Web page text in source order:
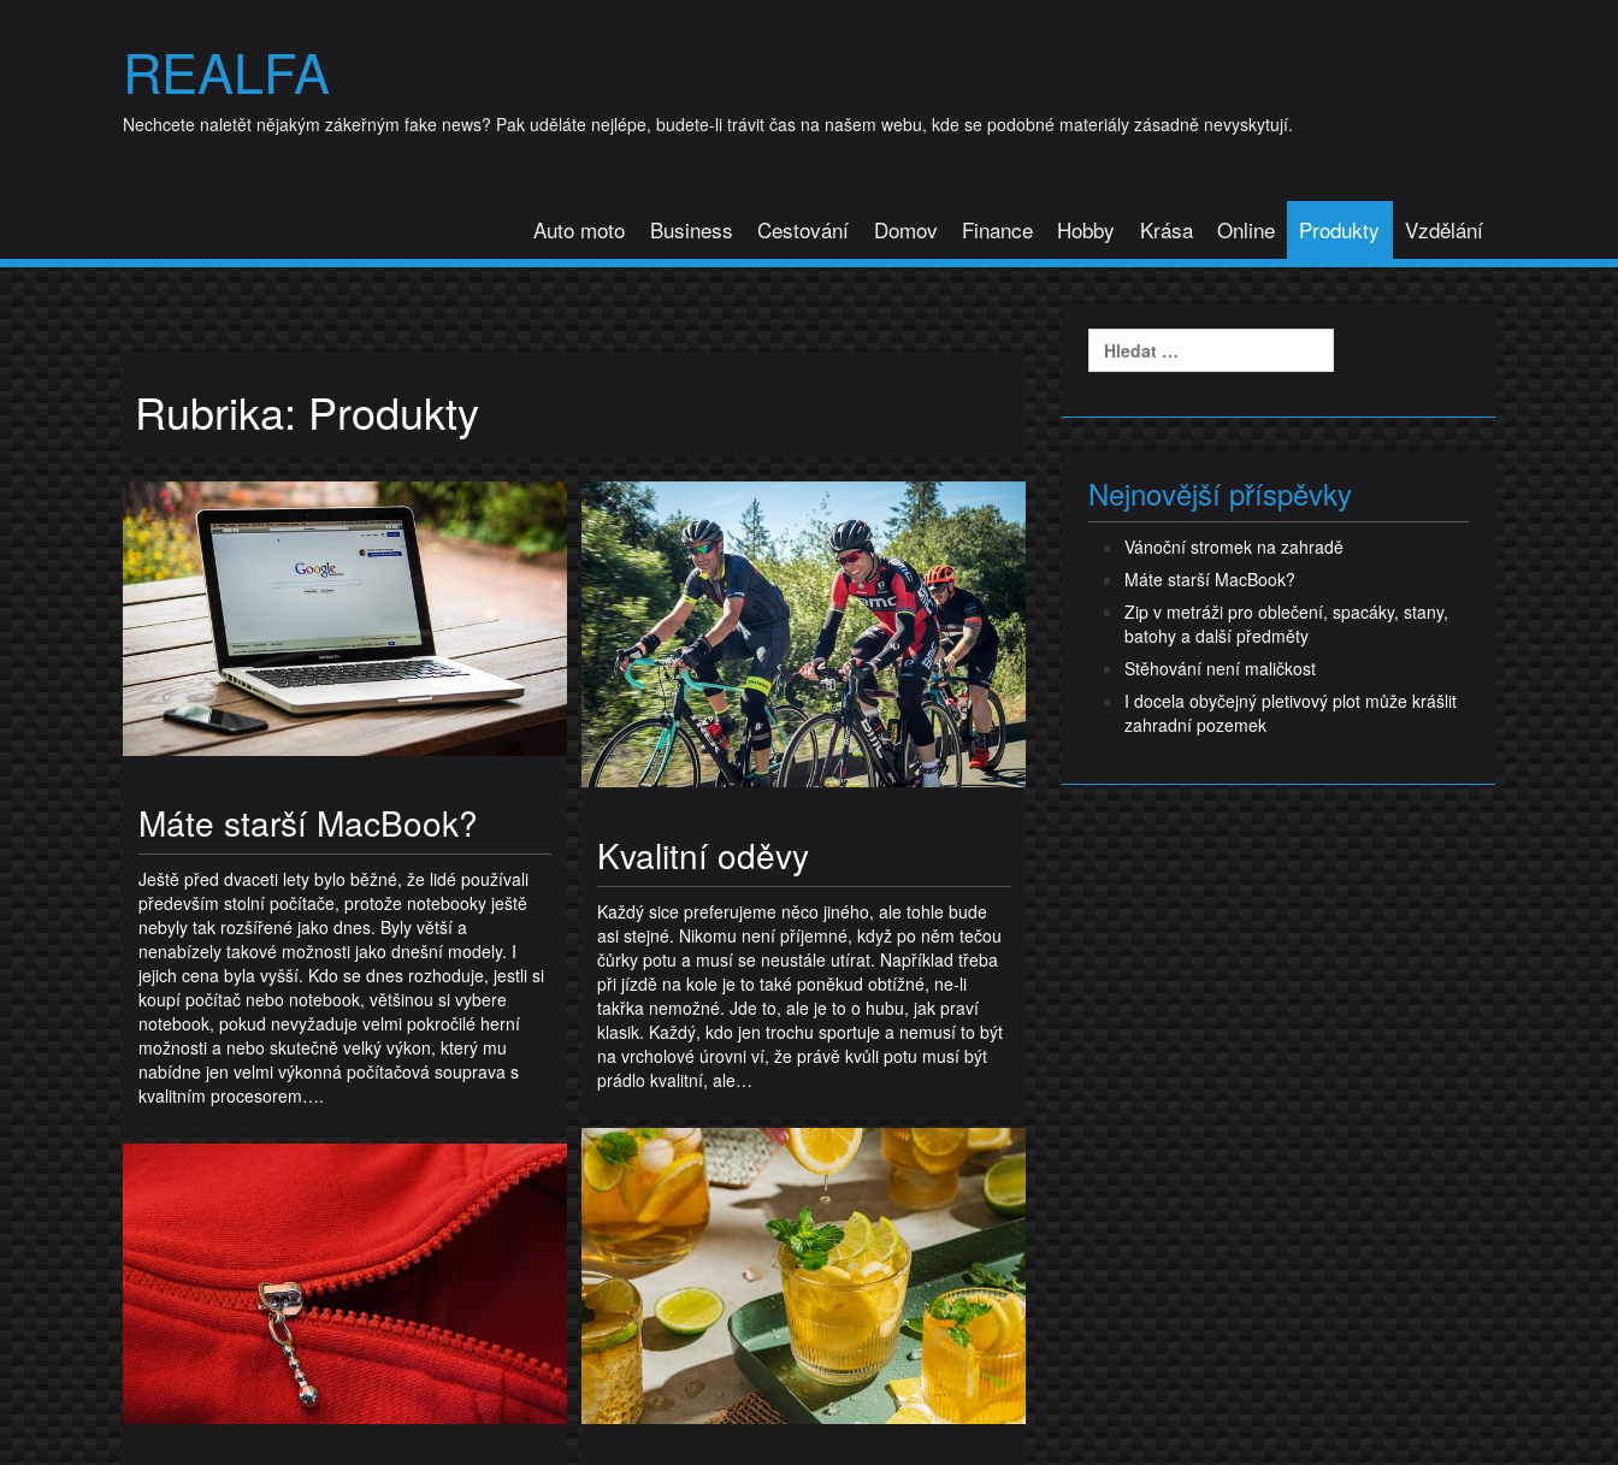
REALFA
Nechcete naletět nějakým zákeřným fake news? Pak uděláte nejlépe, budete-li trávit čas na našem webu, kde se podobné materiály zásadně nevyskytují.
Auto moto Business Cestování Domov Finance Hobby Krása Online Produkty Vzdělání
Rubrika: Produkty
Máte starší MacBook?
Ještě před dvaceti lety bylo běžné, že lidé používali
především stolní počítače, protože notebooky ještě
nebyly tak rozšířené jako dnes. Byly větší a
nenabízely takové možnosti jako dnešní modely. I
jejich cena byla vyšší. Kdo se dnes rozhoduje, jestli si
koupí počítač nebo notebook, většinou si vybere
notebook, pokud nevyžaduje velmi pokročilé herní
možnosti a nebo skutečně velký výkon, který mu
nabídne jen velmi výkonná počítačová souprava s
kvalitním procesorem….
Kvalitní oděvy
Každý sice preferujeme něco jiného, ale tohle bude
asi stejné. Nikomu není příjemné, když po něm tečou
čůrky potu a musí se neustále utírat. Například třeba
při jízdě na kole je to také poněkud obtížné, ne-li
takřka nemožné. Jde to, ale je to o hubu, jak praví
klasik. Každý, kdo jen trochu sportuje a nemusí to být
na vrcholové úrovni ví, že právě kvůli potu musí být
prádlo kvalitní, ale…
Vyhledávání
Nejnovější příspěvky
Vánoční stromek na zahradě
Máte starší MacBook?
Zip v metráži pro oblečení, spacáky, stany,
batohy a další předměty
Stěhování není maličkost
I docela obyčejný pletivový plot může krášlit
zahradní pozemek